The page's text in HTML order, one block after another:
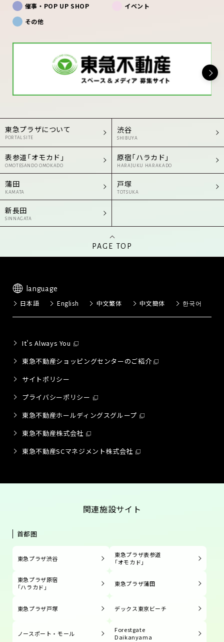
催事・POP UP SHOP
イベント
その他
東急プラザについて
PORTAL SITE
渋谷
SHIBUYA
表参道「オモカド」
OMOTESANDO OMOKADO
原宿「ハラカド」
HARAJUKU HARAKADO
蒲田
KAMATA
戸塚
TOTSUKA
新長田
SINNAGATA
PAGE TOP
language
日本語 English 中文繁体 中文簡体 한국어
It's Always You
東急不動産ショッピングセンターのご紹介
サイトポリシー
プライバシーポリシー
東急不動産ホールディングスグループ
東急不動産株式会社
東急不動産SCマネジメント株式会社
関連施設サイト
首都圏
東急プラザ渋谷
東急プラザ表参道
「オモカド」
東急プラザ原宿
「ハラカド」
東急プラザ蒲田
東急プラザ戸塚 デックス東京ビーチ
ノースポート・モール
Forestgate
Daikanyama